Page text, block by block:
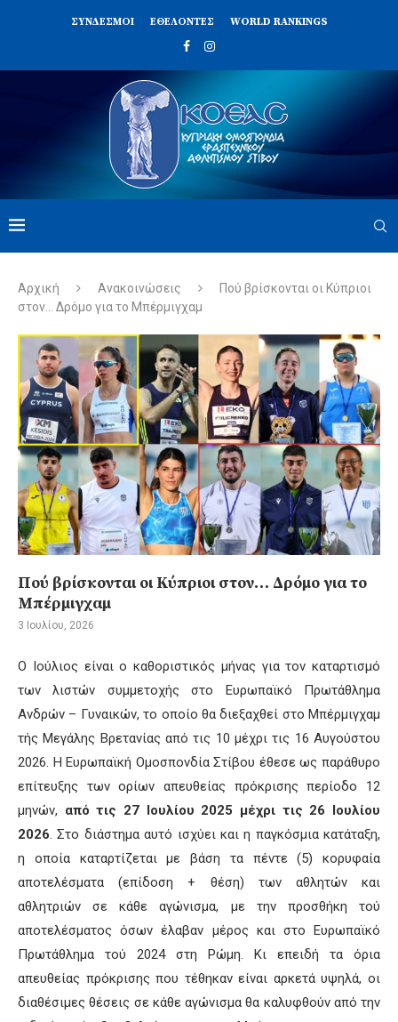
ΣΥΝΔΈΣΜΟΙ ΕΘΕΛΟΝΤΈΣ WORLD RANKINGS
Αρχική Ανακοινώσεις
Πού βρίσκονται οι Κύπριοι
στον… Δρόμο για το Μπέρμιγχαμ
Πού βρίσκονται οι Κύπριοι στον… Δρόμο για το
Μπέρμιγχαμ
3 Ιουλίου, 2026
Ο Ιούλιος είναι ο καθοριστικός μήνας για τον καταρτισμό
των λιστών συμμετοχής στο Ευρωπαϊκό Πρωτάθλημα
Ανδρών – Γυναικών, το οποίο θα διεξαχθεί στο Μπέρμιγχαμ
τής Μεγάλης Βρετανίας από τις 10 μέχρι τις 16 Αυγούστου
2026. Η Ευρωπαϊκή Ομοσπονδία Στίβου έθεσε ως παράθυρο
επίτευξης των ορίων απευθείας πρόκρισης περίοδο 12
μηνών, από τις 27 Ιουλίου 2025 μέχρι τις 26 Ιουλίου
2026. Στο διάστημα αυτό ισχύει και η παγκόσμια κατάταξη,
η οποία καταρτίζεται με βάση τα πέντε (5) κορυφαία
αποτελέσματα (επίδοση + θέση) των αθλητών και
αθλητριών σε κάθε αγώνισμα, με την προσθήκη τού
αποτελέσματος όσων έλαβαν μέρος και στο Ευρωπαϊκό
Πρωτάθλημα τού 2024 στη Ρώμη. Κι επειδή τα όρια
απευθείας πρόκρισης που τέθηκαν είναι αρκετά υψηλά, οι
διαθέσιμες θέσεις σε κάθε αγώνισμα θα καλυφθούν από την